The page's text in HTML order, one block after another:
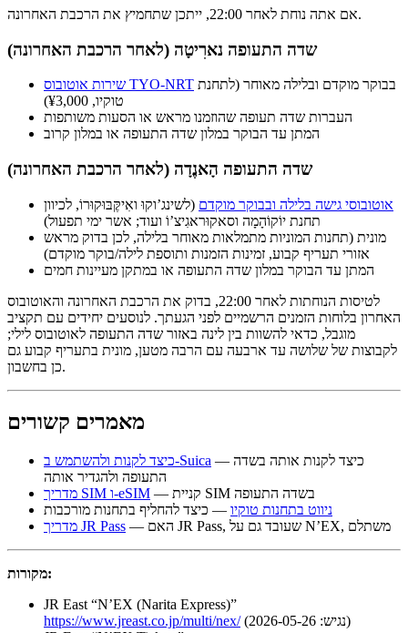
אם אתה נוחת לאחר 22:00, ייתכן שתחמיץ את הרכבת האחרונה.
שדה התעופה נארִיטָה (לאחר הרכבת האחרונה)
שירות אוטובוס TYO-NRT
טוקיו, ¥3,000)
העברות שדה תעופה שהוזמנו מראש או הסעות משותפות
המתן עד הבוקר במלון שדה התעופה או במלון קרוב
שדה התעופה הָאנֶדָה (לאחר הרכבת האחרונה)
אוטובוסי גישה בלילה ובבוקר מוקדם (לשינג’וקוּ ואִיקֶּבּוּקוּרוֹ, לכיוון
תחנת יוֹקוֹהָמָה וסאקוּראגִיצ’וֹ ועוד; אשר ימי תפעול)
מונית (תחנות המוניות מתמלאות מאוחר בלילה, לכן בדוק מראש
אזורי תעריף קבוע, זמינות הזמנות ותוספת לילה/בוקר מוקדם)
המתן עד הבוקר במלון שדה התעופה או במתקן מעיינות חמים
לטיסות הנוחתות לאחר 22:00, בדוק את הרכבת האחרונה והאוטובוס
האחרון בלוחות הזמנים הרשמיים לפני הגעתך. לנוסעים יחידים עם תקציב
מוגבל, כדאי להשוות בין לינה באזור שדה התעופה לאוטובוס לילי;
לקבוצות של שלושה עד ארבעה עם הרבה מטען, מונית בתעריף קבוע גם
כן בחשבון.
מאמרים קשורים
כיצד לקנות ולהשתמש ב-Suica — כיצד לקנות אותה בשדה
התעופה ולהגדיר אותה
מדריך SIM ו-eSIM
— קניית SIM בשדה התעופה
ניווט בתחנות טוקיו — כיצד להחליף בתחנות מורכבות
מדריך JR Pass
— האם JR Pass, שעובד גם על N’EX, משתלם
מקורות:
JR East “N’EX (Narita Express)”
https://www.jreast.co.jp/multi/nex/
(נגיש: 2026-05-26)